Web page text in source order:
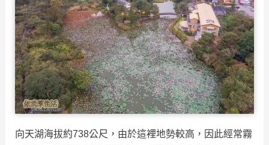
向天湖海拔約738公尺，由於這裡地勢較高，因此經常霧